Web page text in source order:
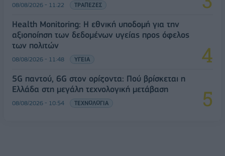
08/08/2026 - 11:22 ΤΡΑΠΕΖΕΣ
Health Monitoring: Η εθνική υποδομή για την
αξιοποίηση των δεδομένων υγείας προς όφελος
των πολιτών
08/08/2026 - 11:48 ΥΓΕΙΑ
5G παντού, 6G στον ορίζοντα: Πού βρίσκεται η
Ελλάδα στη μεγάλη τεχνολογική μετάβαση
08/08/2026 - 10:54 ΤΕΧΝΟΛΟΓΙΑ